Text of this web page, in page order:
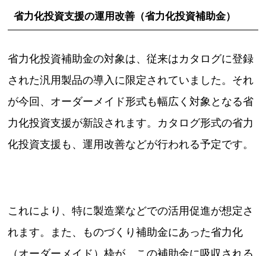
省力化投資支援の運用改善（省力化投資補助金）
省力化投資補助金の対象は、従来はカタログに登録
された汎用製品の導入に限定されていました。それ
が今回、オーダーメイド形式も幅広く対象となる省
力化投資支援が新設されます。カタログ形式の省力
化投資支援も、運用改善などが行われる予定です。
これにより、特に製造業などでの活用促進が想定さ
れます。また、ものづくり補助金にあった省力化
（オーダーメイド）枠が、この補助金に吸収される